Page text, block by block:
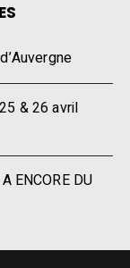
& 26 avril
ENCORE DU